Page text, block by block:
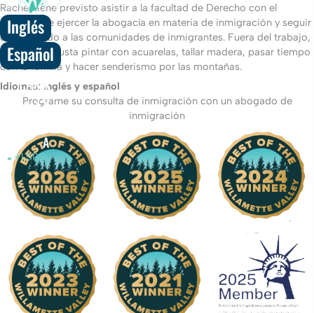
Inglés
Español
PARA
SU
CITA,
A
+1 503-
206-8414
Rachel tiene previsto asistir a la facultad de Derecho con el
objetivo de ejercer la abogacía en materia de inmigración y seguir
defendiendo a las comunidades de inmigrantes. Fuera del trabajo,
a Rachel le gusta pintar con acuarelas, tallar madera, pasar tiempo
con la familia y hacer senderismo por las montañas.
Idiomas: Inglés y español
Programe su consulta de inmigración con un abogado de
inmigración